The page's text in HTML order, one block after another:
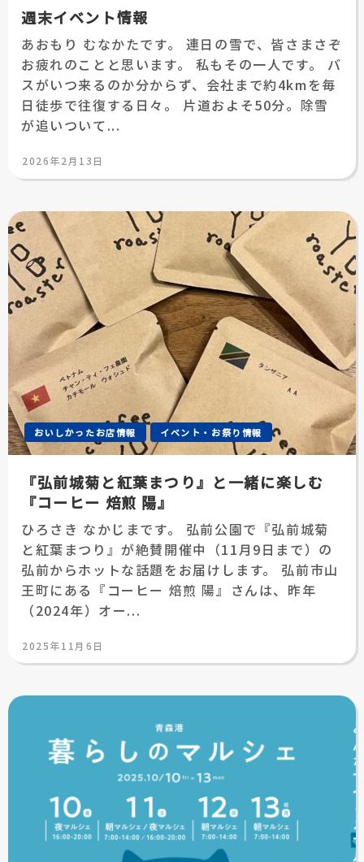
週末イベント情報
あおもり むなかたです。 連日の雪で、皆さまさぞ
お疲れのことと思います。 私もその一人です。 バ
スがいつ来るのか分からず、会社まで約4kmを毎
日徒歩で往復する日々。 片道およそ50分。除雪
が追いついて...
投
日:
2026年2月13日
おいしかったお店情報 イベント・お祭り情報
『弘前城菊と紅葉まつり』と一緒に楽しむ
『コーヒー 焙煎 陽』
ひろさき なかじまです。 弘前公園で『弘前城菊
と紅葉まつり』が絶賛開催中（11月9日まで）の
弘前からホットな話題をお届けします。 弘前市山
王町にある『コーヒー 焙煎 陽』さんは、昨年
（2024年）オー...
投
日:
2025年11月6日